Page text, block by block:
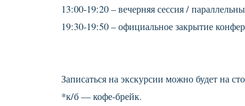
13:00-19:20 – вечерняя сессия /
19:30-19:50 – официальное закрытие
Записаться на экскурсии можно будет на
*к/б — кофе-брейк.